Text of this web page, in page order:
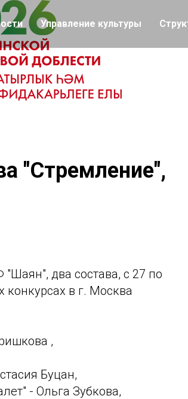
Управление культуры
"Стремление",
два состава, с 27 по
конкурсах в г. Москва
,
Буцан,
- Ольга Зубкова,